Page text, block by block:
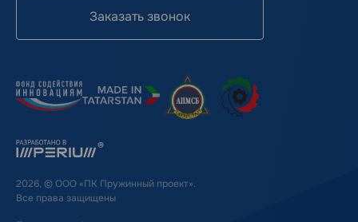
Заказать звонок
2026, © ООО «ПК Пружинный проект».
Все права защищены